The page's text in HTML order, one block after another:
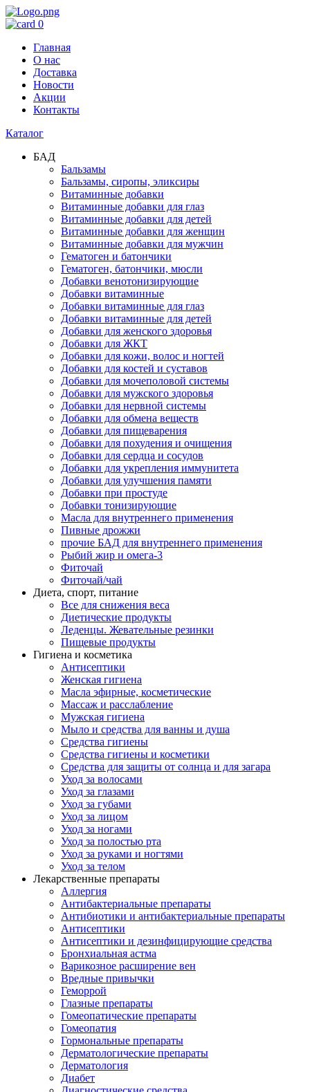
0
Главная
О нас
Доставка
Новости
Акции
Контакты
Каталог
БАД
Бальзамы
Бальзамы, сиропы, эликсиры
Витаминные добавки
Витаминные добавки для глаз
Витаминные добавки для детей
Витаминные добавки для женщин
Витаминные добавки для мужчин
Гематоген и батончики
Гематоген, батончики, мюсли
Добавки венотонизирующие
Добавки витаминные
Добавки витаминные для глаз
Добавки витаминные для детей
Добавки для женского здоровья
Добавки для ЖКТ
Добавки для кожи, волос и ногтей
Добавки для костей и суставов
Добавки для мочеполовой системы
Добавки для мужского здоровья
Добавки для нервной системы
Добавки для обмена веществ
Добавки для пищеварения
Добавки для похудения и очищения
Добавки для сердца и сосудов
Добавки для укрепления иммунитета
Добавки для улучшения памяти
Добавки при простуде
Добавки тонизирующие
Масла для внутреннего применения
Пивные дрожжи
прочие БАД для внутреннего применения
Рыбий жир и омега-3
Фиточай
Фиточай/чай
Диета, спорт, питание
Все для снижения веса
Диетические продукты
Леденцы. Жевательные резинки
Пищевые продукты
Гигиена и косметика
Антисептики
Женская гигиена
Масла эфирные, косметические
Массаж и расслабление
Мужская гигиена
Мыло и средства для ванны и душа
Средства гигиены
Средства гигиены и косметики
Средства для защиты от солнца и для загара
Уход за волосами
Уход за глазами
Уход за губами
Уход за лицом
Уход за ногами
Уход за полостью рта
Уход за руками и ногтями
Уход за телом
Лекарственные препараты
Аллергия
Антибактериальные препараты
Антибиотики и антибактериальные препараты
Антисептики
Антисептики и дезинфицирующие средства
Бронхиальная астма
Варикозное расширение вен
Вредные привычки
Геморрой
Глазные препараты
Гомеопатические препараты
Гомеопатия
Гормональные препараты
Дерматологические препараты
Дерматология
Диабет